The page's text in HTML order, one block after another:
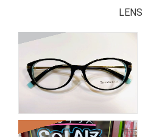
LENS